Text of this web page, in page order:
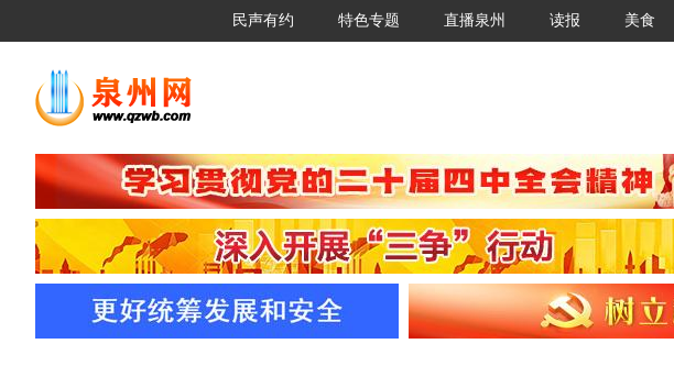
民声有约 特色专题 直播泉州 读报 美食